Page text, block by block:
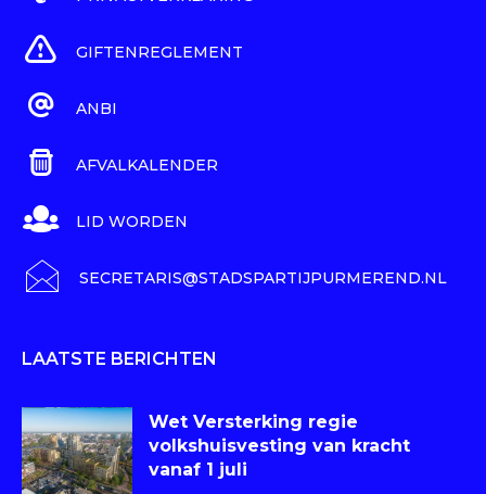
GIFTENREGLEMENT
ANBI
AFVALKALENDER
LID WORDEN
SECRETARIS@STADSPARTIJPURMEREND.NL
LAATSTE BERICHTEN
Wet Versterking regie
volkshuisvesting van kracht
vanaf 1 juli